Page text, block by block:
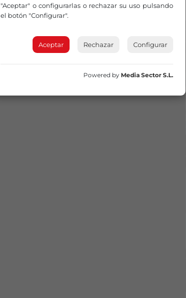
"Aceptar" o configurarlas o rechazar su uso pulsando
el botón "Configurar".
Aceptar Rechazar Configurar
Powered by Media Sector S.L.